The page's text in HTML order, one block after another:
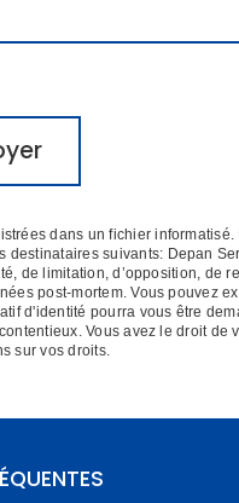
dans un fichier
suivants: Depan
de limitation, d’opposition, de
post-mortem. Vous pouvez
d'identité pourra vous être
Vous avez le droit
sur vos droits.